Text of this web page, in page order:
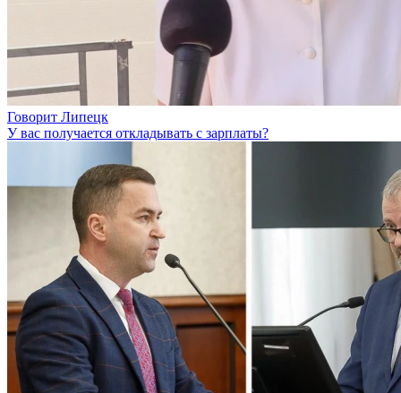
Говорит Липецк
У вас получается откладывать с зарплаты?